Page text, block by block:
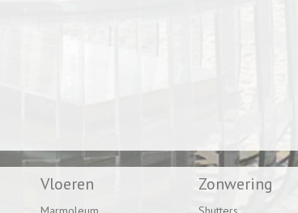
Vloeren Zonwering